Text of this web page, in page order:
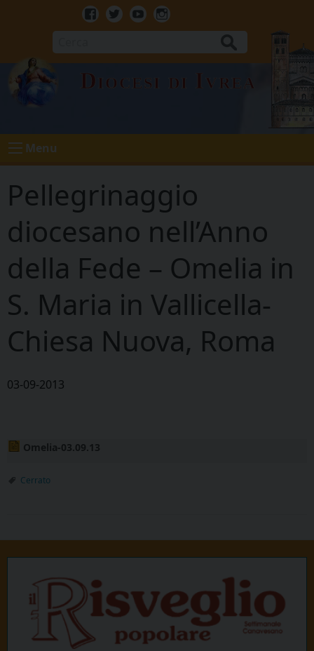
Facebook
TwitterYoutubeInstagram
Diocesi di Ivrea
Menu
Pellegrinaggio
diocesano nell’Anno
della Fede – Omelia in
S. Maria in Vallicella-
Chiesa Nuova, Roma
03-09-2013
Omelia-03.09.13
Cerrato